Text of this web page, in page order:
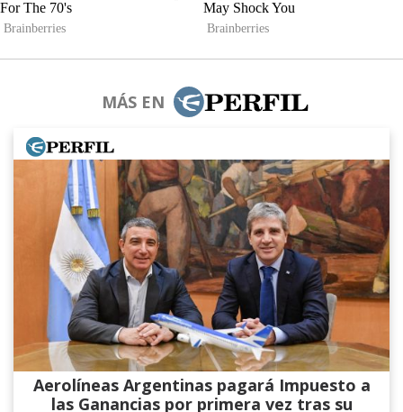
MÁS EN
Aerolíneas Argentinas pagará Impuesto a
las Ganancias por primera vez tras su